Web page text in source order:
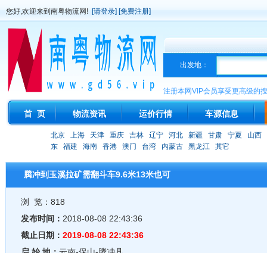
您好,欢迎来到南粤物流网! [请登录] [免费注册]
出发地：
注册本网VIP会员享受更高级的
首 页 物流资讯 运价行情 车源信息
北京 上海 天津 重庆 吉林 辽宁 河北 新疆 甘肃 宁夏
山西
东
福建 海南 香港 澳门 台湾 内蒙古 黑龙江 其它
腾冲到玉溪拉矿需翻斗车9.6米13米也可
浏 览：818
发布时间： 2018-08-08 22:43:36
截止日期： 2019-08-08 22:43:36